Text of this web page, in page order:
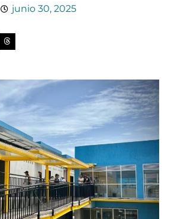
junio 30, 2025